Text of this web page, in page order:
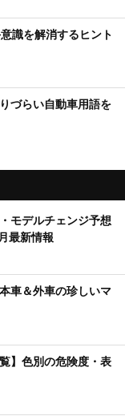
識を解消するヒント
づらい自動車用語を
モデルチェンジ予想
最新情報
車＆外車の珍しいマ
】色別の危険度・表